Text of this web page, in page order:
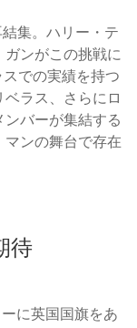
集。ハリー・テ
ンがこの挑戦に
での実績を持つ
ラス、さらにロ
バーが集結する
ンの舞台で存在
待
に英国国旗をあ